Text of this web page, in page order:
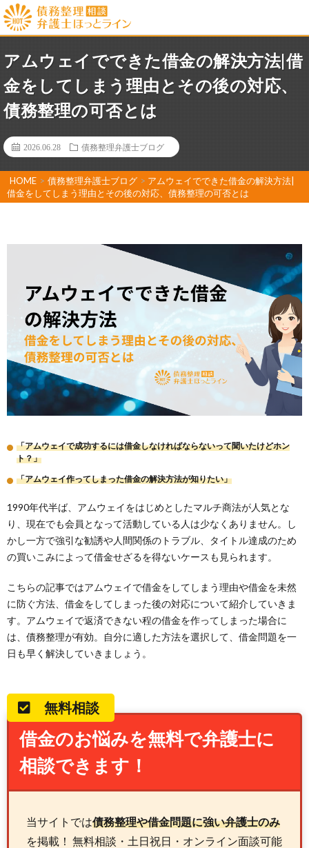
アムウェイでできた借金の解決方法|借
金をしてしまう理由とその後の対応、
債務整理の可否とは
2026.06.28 債務整理弁護士ブログ
HOME > 債務整理弁護士ブログ > アムウェイでできた借金の解決方法|
借金をしてしまう理由とその後の対応、債務整理の可否とは
「アムウェイで成功するには借金しなければならないって聞いたけどホン
ト？」
「アムウェイ作ってしまった借金の解決方法が知りたい」
1990年代半ば、アムウェイをはじめとしたマルチ商法が人気とな
り、現在でも会員となって活動している人は少なくありません。し
かし一方で強引な勧誘や人間関係のトラブル、タイトル達成のため
の買いこみによって借金せざるを得ないケースも見られます。
こちらの記事ではアムウェイで借金をしてしまう理由や借金を未然
に防ぐ方法、借金をしてしまった後の対応について紹介していきま
す。アムウェイで返済できない程の借金を作ってしまった場合に
は、債務整理が有効。自分に適した方法を選択して、借金問題を一
日も早く解決していきましょう。
無料相談
借金のお悩みを無料で弁護士に
相談できます！
当サイトでは債務整理や借金問題に強い弁護士のみ
を掲載！ 無料相談・土日祝日・オンライン面談可能